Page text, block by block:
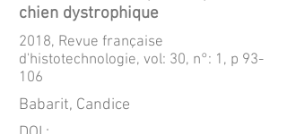
chien dystrophique
2018, Revue française
d'histotechnologie, vol: 30, n°: 1, p 93-
106
Babarit, Candice